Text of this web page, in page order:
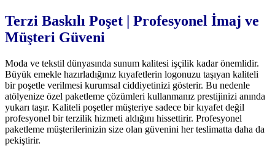
Terzi Baskılı Poşet | Profesyonel İmaj ve
Müşteri Güveni
Moda ve tekstil dünyasında sunum kalitesi işçilik kadar önemlidir.
Büyük emekle hazırladığınız kıyafetlerin logonuzu taşıyan kaliteli
bir poşetle verilmesi kurumsal ciddiyetinizi gösterir. Bu nedenle
atölyenize özel paketleme çözümleri kullanmanız prestijinizi anında
yukarı taşır. Kaliteli poşetler müşteriye sadece bir kıyafet değil
profesyonel bir terzilik hizmeti aldığını hissettirir. Profesyonel
paketleme müşterilerinizin size olan güvenini her teslimatta daha da
pekiştirir.